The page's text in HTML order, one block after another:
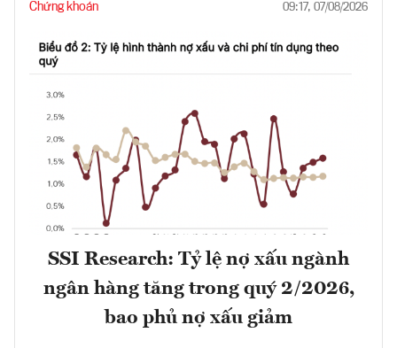
Chứng khoán 09:17, 07/08/2026
SSI Research: Tỷ lệ nợ xấu ngành
ngân hàng tăng trong quý 2/2026,
bao phủ nợ xấu giảm